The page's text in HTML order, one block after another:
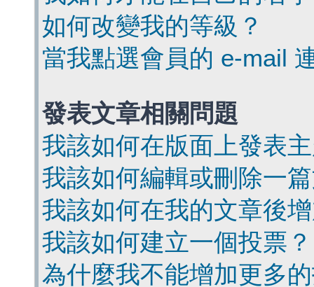
如何改變我的等級？
當我點選會員的 e-mail
發表文章相關問題
我該如何在版面上發表
我該如何編輯或刪除一
我該如何在我的文章後
我該如何建立一個投票？
為什麼我不能增加更多